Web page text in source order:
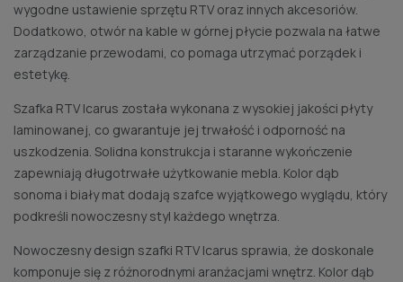
wygodne ustawienie sprzętu RTV oraz innych akcesoriów.
Dodatkowo, otwór na kable w górnej płycie pozwala na łatwe
zarządzanie przewodami, co pomaga utrzymać porządek i
estetykę.
Szafka RTV Icarus została wykonana z wysokiej jakości płyty
laminowanej, co gwarantuje jej trwałość i odporność na
uszkodzenia. Solidna konstrukcja i staranne wykończenie
zapewniają długotrwałe użytkowanie mebla. Kolor dąb
sonoma i biały mat dodają szafce wyjątkowego wyglądu, który
podkreśli nowoczesny styl każdego wnętrza.
Nowoczesny design szafki RTV Icarus sprawia, że doskonale
komponuje się z różnorodnymi aranżacjami wnętrz. Kolor dąb